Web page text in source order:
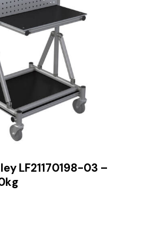
LF21170198-03 –